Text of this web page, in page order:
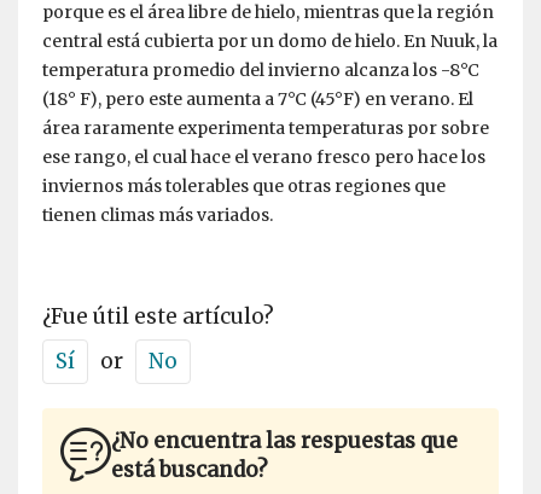
porque es el área libre de hielo, mientras que la región
central está cubierta por un domo de hielo. En Nuuk, la
temperatura promedio del invierno alcanza los -8°C
(18° F), pero este aumenta a 7°C (45°F) en verano. El
área raramente experimenta temperaturas por sobre
ese rango, el cual hace el verano fresco pero hace los
inviernos más tolerables que otras regiones que
tienen climas más variados.
¿Fue útil este artículo?
Sí
or No
¿No encuentra las respuestas que
está buscando?